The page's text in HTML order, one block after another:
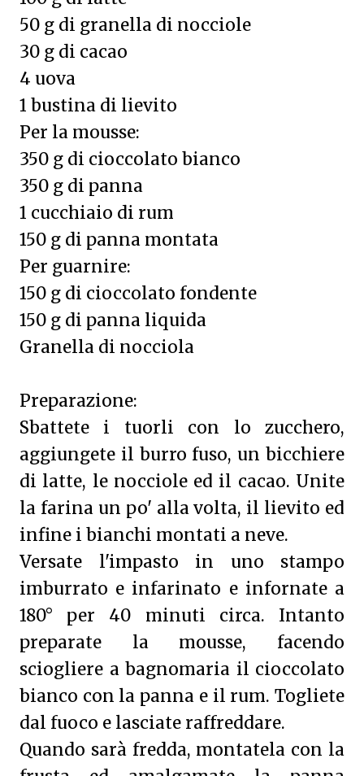
50 g di granella di nocciole
30 g di cacao
4 uova
1 bustina di lievito
Per la mousse:
350 g di cioccolato bianco
350 g di panna
1 cucchiaio di rum
150 g di panna montata
Per guarnire:
150 g di cioccolato fondente
150 g di panna liquida
Granella di nocciola
Preparazione:
Sbattete i tuorli con lo zucchero,
aggiungete il burro fuso, un bicchiere
di latte, le nocciole ed il cacao. Unite
la farina un po' alla volta, il lievito ed
infine i bianchi montati a neve.
Versate l'impasto in uno stampo
imburrato e infarinato e infornate a
180° per 40 minuti circa. Intanto
preparate la mousse, facendo
sciogliere a bagnomaria il cioccolato
bianco con la panna e il rum. Togliete
dal fuoco e lasciate raffreddare.
Quando sarà fredda, montatela con la